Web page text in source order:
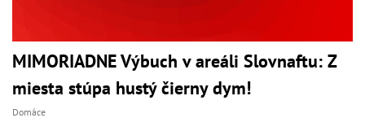
MIMORIADNE Výbuch v areáli Slovnaftu: Z
miesta stúpa hustý čierny dym!
Domáce